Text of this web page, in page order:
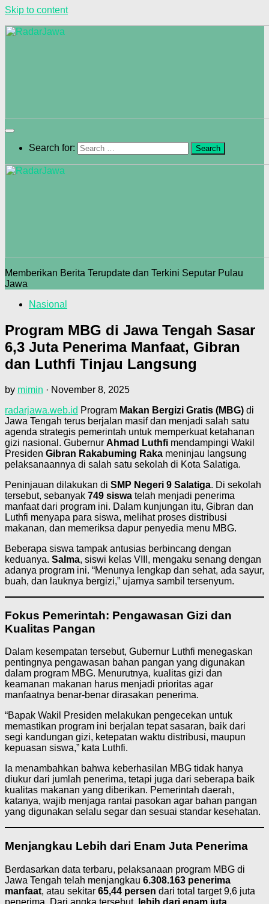
Skip to content
Search for:
Memberikan Berita Terupdate dan Terkini Seputar Pulau
Jawa
Nasional
Program MBG di Jawa Tengah Sasar
6,3 Juta Penerima Manfaat, Gibran
dan Luthfi Tinjau Langsung
by mimin · November 8, 2025
radarjawa.web.id Program Makan Bergizi Gratis (MBG) di
Jawa Tengah terus berjalan masif dan menjadi salah satu
agenda strategis pemerintah untuk memperkuat ketahanan
gizi nasional. Gubernur Ahmad Luthfi mendampingi Wakil
Presiden Gibran Rakabuming Raka meninjau langsung
pelaksanaannya di salah satu sekolah di Kota Salatiga.
Peninjauan dilakukan di SMP Negeri 9 Salatiga. Di sekolah
tersebut, sebanyak 749 siswa telah menjadi penerima
manfaat dari program ini. Dalam kunjungan itu, Gibran dan
Luthfi menyapa para siswa, melihat proses distribusi
makanan, dan memeriksa dapur penyedia menu MBG.
Beberapa siswa tampak antusias berbincang dengan
keduanya. Salma, siswi kelas VIII, mengaku senang dengan
adanya program ini. “Menunya lengkap dan sehat, ada sayur,
buah, dan lauknya bergizi,” ujarnya sambil tersenyum.
Fokus Pemerintah: Pengawasan Gizi dan
Kualitas Pangan
Dalam kesempatan tersebut, Gubernur Luthfi menegaskan
pentingnya pengawasan bahan pangan yang digunakan
dalam program MBG. Menurutnya, kualitas gizi dan
keamanan makanan harus menjadi prioritas agar
manfaatnya benar-benar dirasakan penerima.
“Bapak Wakil Presiden melakukan pengecekan untuk
memastikan program ini berjalan tepat sasaran, baik dari
segi kandungan gizi, ketepatan waktu distribusi, maupun
kepuasan siswa,” kata Luthfi.
Ia menambahkan bahwa keberhasilan MBG tidak hanya
diukur dari jumlah penerima, tetapi juga dari seberapa baik
kualitas makanan yang diberikan. Pemerintah daerah,
katanya, wajib menjaga rantai pasokan agar bahan pangan
yang digunakan selalu segar dan sesuai standar kesehatan.
Menjangkau Lebih dari Enam Juta Penerima
Berdasarkan data terbaru, pelaksanaan program MBG di
Jawa Tengah telah menjangkau 6.308.163 penerima
manfaat, atau sekitar 65,44 persen dari total target 9,6 juta
penerima. Dari angka tersebut, lebih dari enam juta